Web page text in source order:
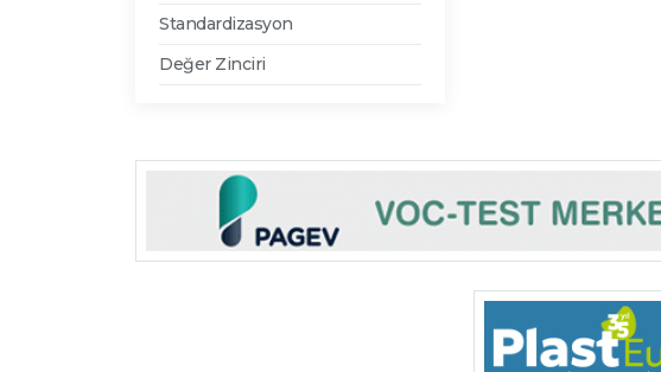
Standardizasyon
Değer Zinciri